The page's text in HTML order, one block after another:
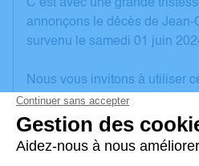
C’est avec une grande
annonçons le décès de Jean-
survenu le samedi 01 juin
Nous vous invitons à utiliser
vos condoléances, partager
une anecdote ou exprimer
poèmes ou des textes. Cet
d'expression dédié à honorer